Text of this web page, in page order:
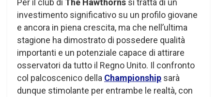
Per il club di The Hawthorns si tratta di un
investimento significativo su un profilo giovane
e ancora in piena crescita, ma che nell’ultima
stagione ha dimostrato di possedere qualità
importanti e un potenziale capace di attirare
osservatori da tutto il Regno Unito. Il confronto
col palcoscenico della Championship sarà
dunque stimolante per entrambe le realtà, con